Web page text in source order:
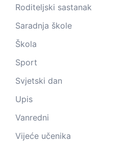
Roditeljski sastanak
Saradnja škole
Škola
Sport
Svjetski dan
Upis
Vanredni
Vijeće učenika